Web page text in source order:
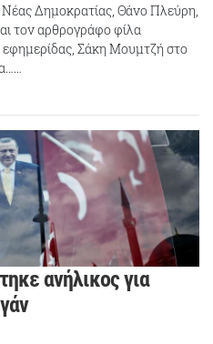
Δημοκρατίας, Θάνο Πλεύρη,
τον αρθρογράφο φίλα
Σάκη Μουμτζή στο
ανήλικος για